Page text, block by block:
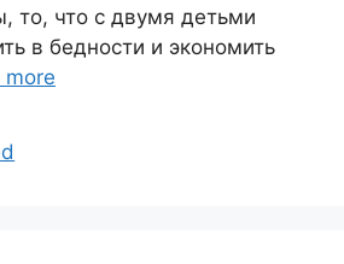
то, что с двумя детьми
в бедности и экономить
more